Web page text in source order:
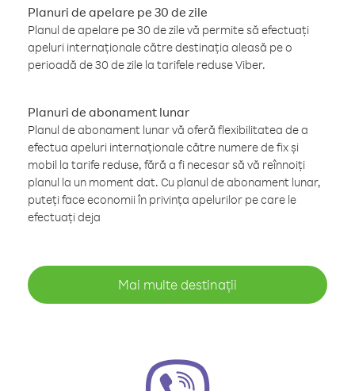
Planuri de apelare pe 30 de zile
Planul de apelare pe 30 de zile vă permite să efectuați
apeluri internaționale către destinația aleasă pe o
perioadă de 30 de zile la tarifele reduse Viber.
Planuri de abonament lunar
Planul de abonament lunar vă oferă flexibilitatea de a
efectua apeluri internaționale către numere de fix și
mobil la tarife reduse, fără a fi necesar să vă reînnoiți
planul la un moment dat. Cu planul de abonament lunar,
puteți face economii în privința apelurilor pe care le
efectuați deja
Mai multe destinații